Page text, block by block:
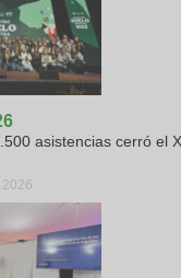
asistencias cerró el